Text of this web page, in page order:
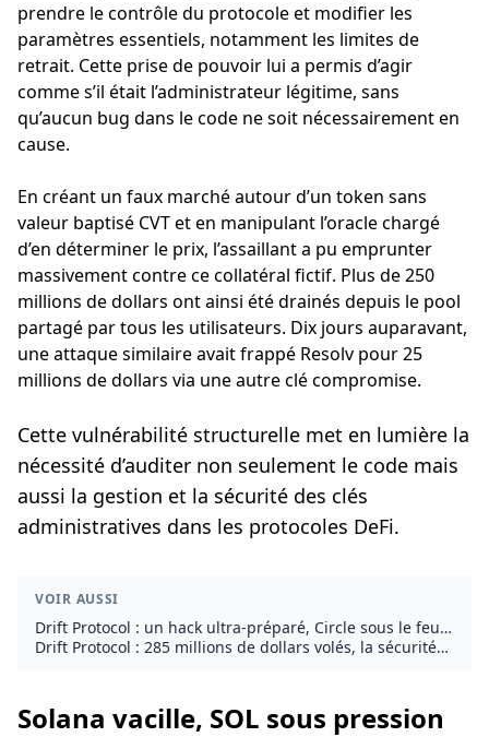
prendre le contrôle du protocole et modifier les
paramètres essentiels, notamment les limites de
retrait. Cette prise de pouvoir lui a permis d’agir
comme s’il était l’administrateur légitime, sans
qu’aucun bug dans le code ne soit nécessairement en
cause.
En créant un faux marché autour d’un token sans
valeur baptisé CVT et en manipulant l’oracle chargé
d’en déterminer le prix, l’assaillant a pu emprunter
massivement contre ce collatéral fictif. Plus de 250
millions de dollars ont ainsi été drainés depuis le pool
partagé par tous les utilisateurs. Dix jours auparavant,
une attaque similaire avait frappé Resolv pour 25
millions de dollars via une autre clé compromise.
Cette vulnérabilité structurelle met en lumière la
nécessité d’auditer non seulement le code mais
aussi la gestion et la sécurité des clés
administratives dans les protocoles DeFi.
VOIR AUSSI
Drift Protocol : un hack ultra-préparé, Circle sous le feu
des critiques
Drift Protocol : 285 millions de dollars volés, la sécurité
Solana vacille, SOL sous pression